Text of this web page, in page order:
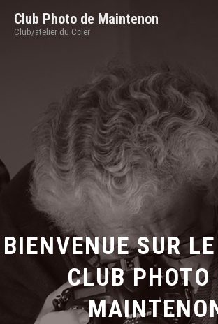
Club Photo de Maintenon
Club/atelier du Ccler
BIENVENUE SUR
CLUB PHOTO